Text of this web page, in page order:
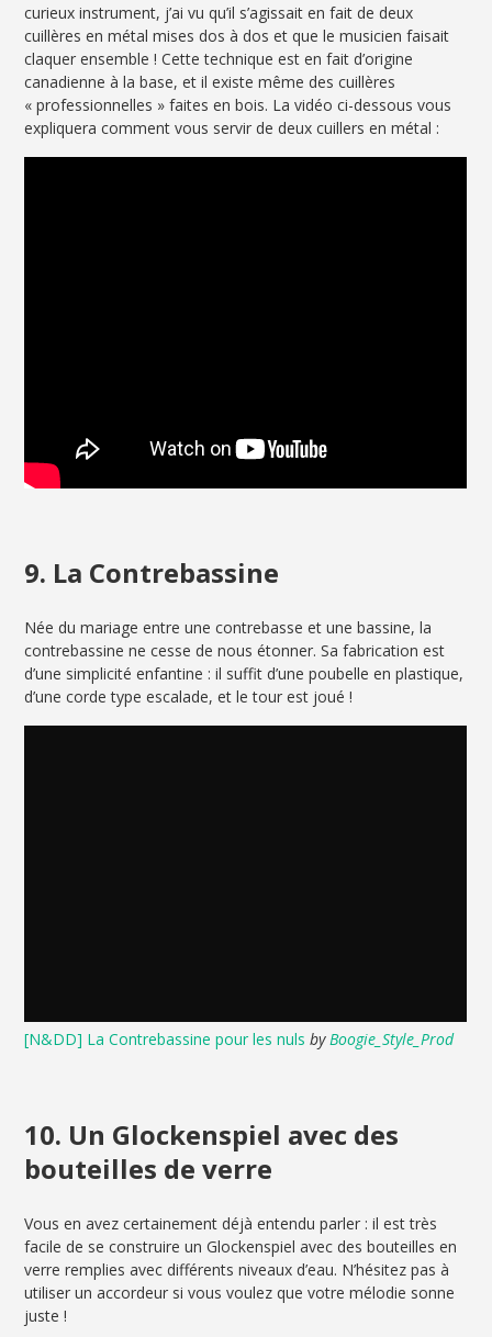
curieux instrument, j’ai vu qu’il s’agissait en fait de deux
cuillères en métal mises dos à dos et que le musicien faisait
claquer ensemble ! Cette technique est en fait d’origine
canadienne à la base, et il existe même des cuillères
« professionnelles » faites en bois. La vidéo ci-dessous vous
expliquera comment vous servir de deux cuillers en métal :
9. La Contrebassine
Née du mariage entre une contrebasse et une bassine, la
contrebassine ne cesse de nous étonner. Sa fabrication est
d’une simplicité enfantine : il suffit d’une poubelle en plastique,
d’une corde type escalade, et le tour est joué !
[N&DD] La Contrebassine pour les nuls byBoogie_Style_Prod
10. Un Glockenspiel avec des
bouteilles de verre
Vous en avez certainement déjà entendu parler : il est très
facile de se construire un Glockenspiel avec des bouteilles en
verre remplies avec différents niveaux d’eau. N’hésitez pas à
utiliser un accordeur si vous voulez que votre mélodie sonne
juste !